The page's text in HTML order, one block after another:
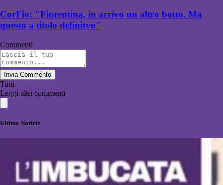
CorFio: "Fiorentina, in arrivo un altro botto. Ma
questo a titolo definitvo"
Commenti
Invia Commento
Tutti
Leggi altri commenti
Ultime Notizie